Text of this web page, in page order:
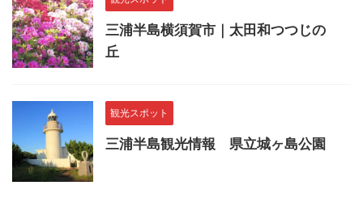
三浦半島横須賀市｜太田和つつじの
丘
観光スポット
三浦半島観光情報 県立城ヶ島公園